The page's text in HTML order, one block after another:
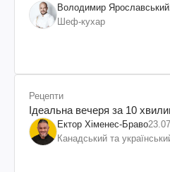
Володимир Ярославський
Шеф-кухар
Рецепти
Ідеальна вечеря за 10
Ектор Хіменес-Браво
Канадський та